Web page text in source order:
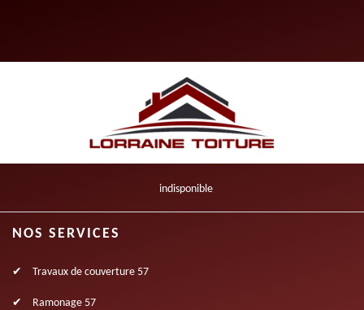
indisponible
NOS SERVICES
Travaux de couverture 57
Ramonage 57